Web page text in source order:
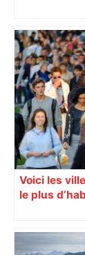
vivre un
au sort
pas été
Voici les
le plus